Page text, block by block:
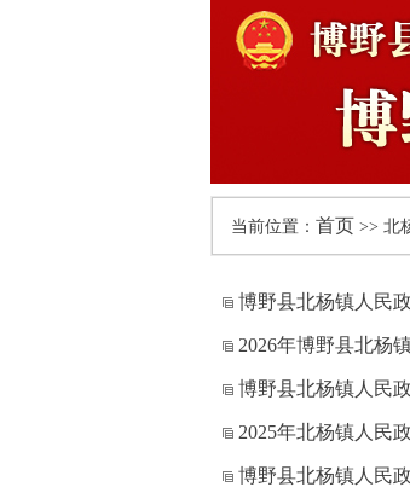
当前位置： 首页 >> 北
博野县北杨镇人民
2026年博野县北杨
博野县北杨镇人民
2025年北杨镇人民
博野县北杨镇人民